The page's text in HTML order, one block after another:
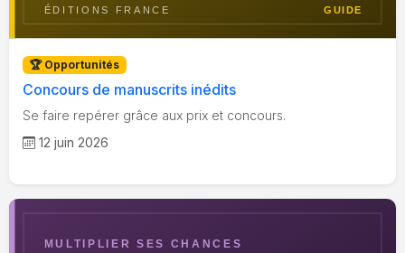
🏆 Opportunités
Concours de manuscrits inédits
Se faire repérer grâce aux prix et concours.
12 juin 2026